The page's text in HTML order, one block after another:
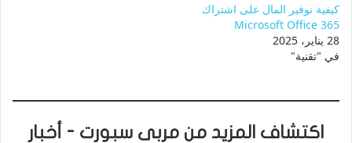
كيفية توفير المال على اشتراك
Microsoft Office 365
28 يناير، 2025
في "تقنية"
اكتشاف المزيد من مربى سبورت - أخبار